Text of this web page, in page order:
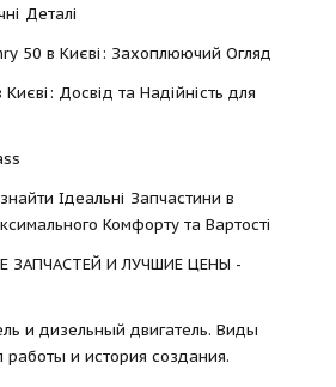
Деталі
50 в Києві: Захоплюючий Огляд
Досвід та Надійність для
Ідеальні Запчастини в
Комфорту та Вартості
ЗАПЧАСТЕЙ И ЛУЧШИЕ ЦЕНЫ -
и дизельный двигатель. Виды
работы и история создания.